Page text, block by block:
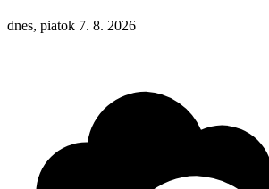
dnes, piatok 7. 8. 2026